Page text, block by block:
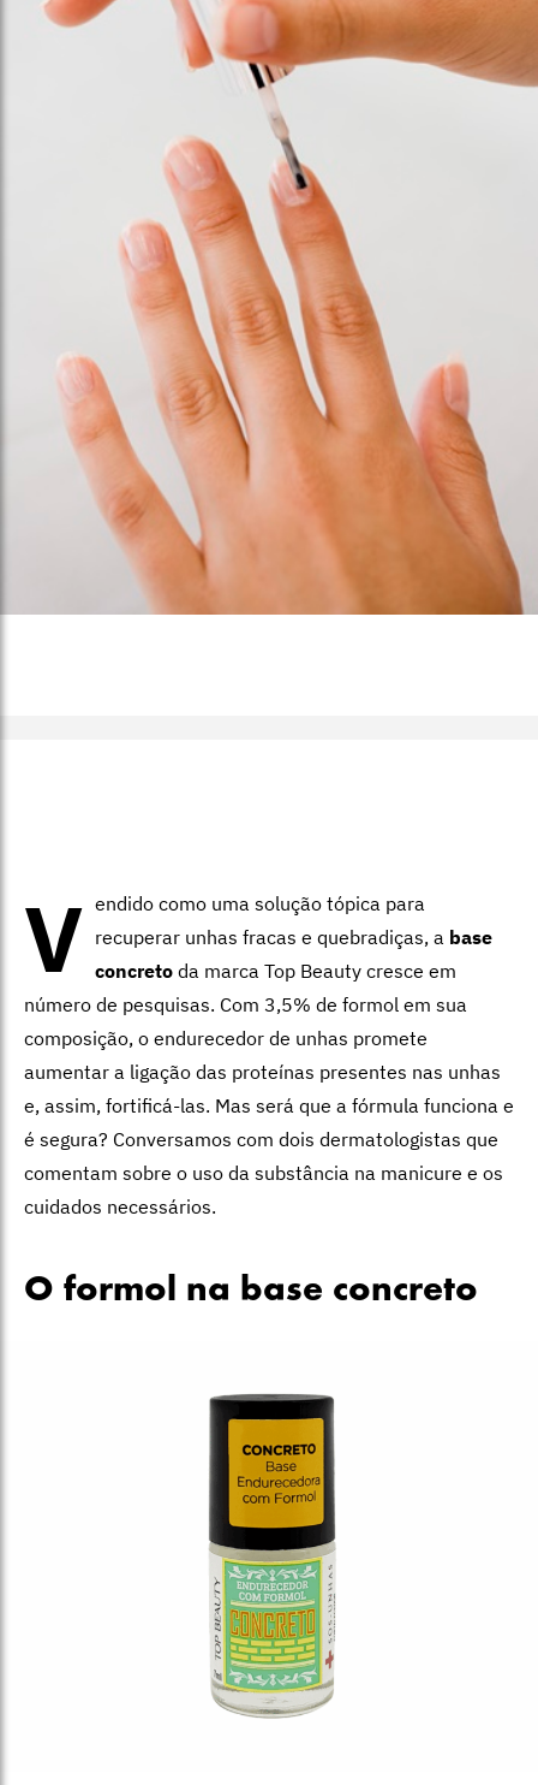
V endido como uma solução tópica para
recuperar unhas fracas e quebradiças, a base
concreto da marca Top Beauty cresce em
número de pesquisas. Com 3,5% de formol em sua
composição, o endurecedor de unhas promete
aumentar a ligação das proteínas presentes nas unhas
e, assim, fortificá-las. Mas será que a fórmula funciona e
é segura? Conversamos com dois dermatologistas que
comentam sobre o uso da substância na manicure e os
cuidados necessários.
O formol na base concreto